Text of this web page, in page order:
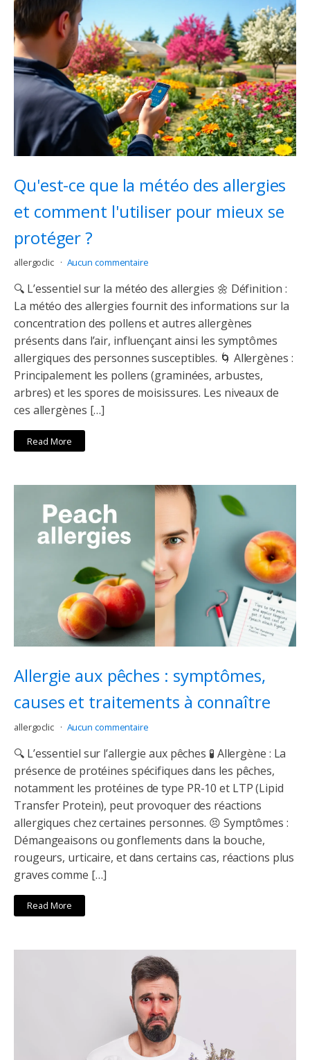
Qu'est-ce que la météo des allergies
et comment l'utiliser pour mieux se
protéger ?
allergoclic Aucun commentaire
🔍 L’essentiel sur la météo des allergies 🌼 Définition :
La météo des allergies fournit des informations sur la
concentration des pollens et autres allergènes
présents dans l’air, influençant ainsi les symptômes
allergiques des personnes susceptibles. 🌀 Allergènes :
Principalement les pollens (graminées, arbustes,
arbres) et les spores de moisissures. Les niveaux de
ces allergènes […]
Read More
Allergie aux pêches : symptômes,
causes et traitements à connaître
allergoclic Aucun commentaire
🔍 L’essentiel sur l’allergie aux pêches 🧪 Allergène : La
présence de protéines spécifiques dans les pêches,
notamment les protéines de type PR-10 et LTP (Lipid
Transfer Protein), peut provoquer des réactions
allergiques chez certaines personnes. 😣 Symptômes :
Démangeaisons ou gonflements dans la bouche,
rougeurs, urticaire, et dans certains cas, réactions plus
graves comme […]
Read More